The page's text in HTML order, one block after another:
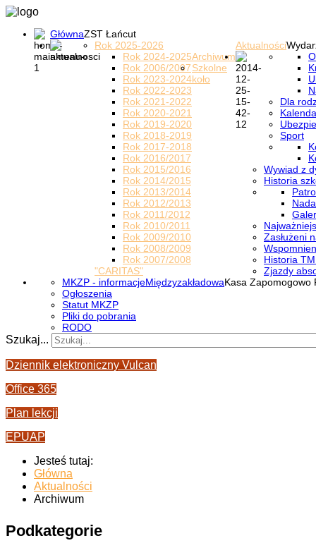
GłównaZST Łańcut
Aktualności
Rok 2025-2026
Archiwum
Rok 2024-2025
Rok 2006/2007
Rok 2023-2024
Rok 2022-2023
Rok 2021-2022
Rok 2020-2021
Rok 2019-2020
Rok 2018-2019
Rok 2017-2018
Rok 2016/2017
Rok 2015/2016
Rok 2014/2015
Rok 2013/2014
Rok 2012/2013
Rok 2011/2012
Rok 2010/2011
Rok 2009/2010
Rok 2008/2009
Rok 2007/2008
Szkolne
koło
"CARITAS"
Dla
Sport
Wywiad z
Historia
Zasłużeni
Historia
Zjazdy
MiędzyzakładowaKasa Zapomogowo
MKZP - informacje
Ogłoszenia
Statut MKZP
Pliki do pobrania
RODO
Szukaj...
Dziennik elektroniczny Vulcan
Office 365
Plan lekcji
EPUAP
Jesteś tutaj:
Główna
Aktualności
Archiwum
Podkategorie